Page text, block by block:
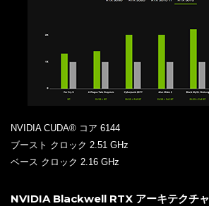
NVIDIA CUDA® コア 6144
ブースト クロック 2.51 GHz
ベース クロック 2.16 GHz
NVIDIA Blackwell RTX アーキテクチャ